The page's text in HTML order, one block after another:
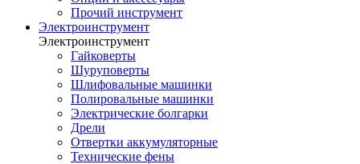
Прочий инструмент
Электроинструмент
Электроинструмент
Гайковерты
Шуруповерты
Шлифовальные машинки
Полировальные машинки
Электрические болгарки
Дрели
Отвертки аккумуляторные
Технические фены